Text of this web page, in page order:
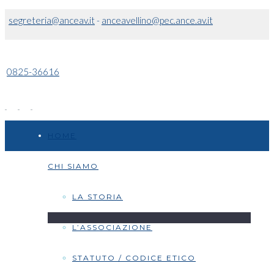
segreteria@anceav.it- anceavellino@pec.ance.av.it
0825-36616
CHI SIAMO
LA STORIA
L’ASSOCIAZIONE
STATUTO / CODICE ETICO